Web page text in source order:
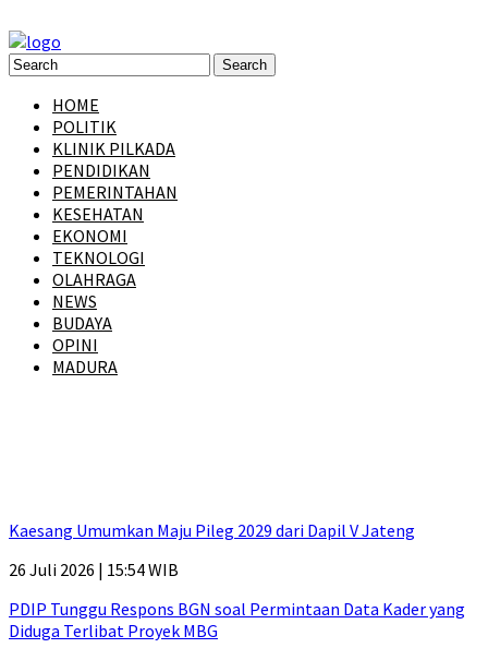
HOME
POLITIK
KLINIK PILKADA
PENDIDIKAN
PEMERINTAHAN
KESEHATAN
EKONOMI
TEKNOLOGI
OLAHRAGA
NEWS
BUDAYA
OPINI
MADURA
Kaesang Umumkan Maju Pileg 2029 dari Dapil V Jateng
26 Juli 2026 | 15:54 WIB
PDIP Tunggu Respons BGN soal Permintaan Data Kader yang
Diduga Terlibat Proyek MBG